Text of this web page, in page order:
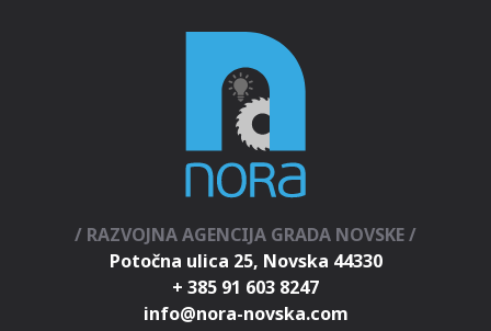
/ RAZVOJNA AGENCIJA GRADA NOVSKE /
Potočna ulica 25, Novska 44330
+ 385 91 603 8247